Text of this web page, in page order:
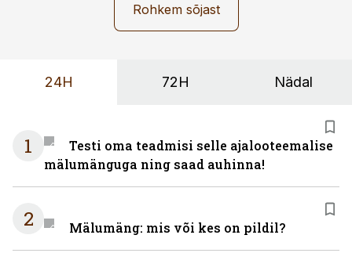
Rohkem sõjast
24H 72H Nädal
1
Testi oma teadmisi selle ajalooteemalise
mälumänguga ning saad auhinna!
2 Mälumäng: mis või kes on pildil?